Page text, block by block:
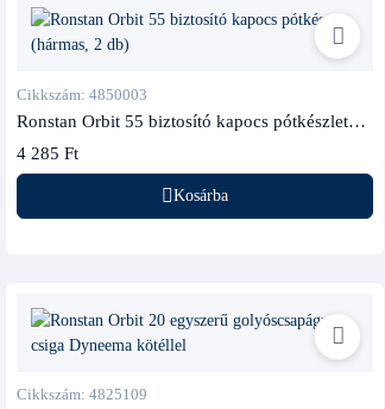
Cikkszám: 4850003
Ronstan Orbit 55 biztosító kapocs pótkészlet
4 285 Ft
Kosárba
Cikkszám: 4825109